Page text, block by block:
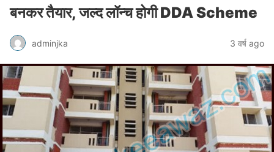
बनकर तैयार, जल्द लॉन्च होगी DDA Scheme
adminjka 3 वर्ष ago